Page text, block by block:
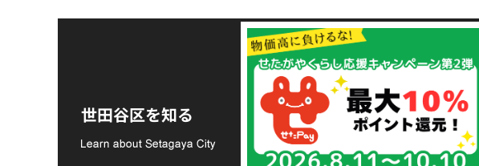
世田谷区を知る
支援金の募集につい
て